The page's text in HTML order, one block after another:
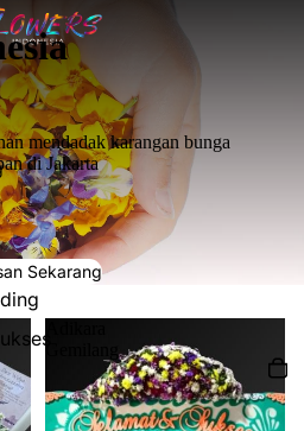
mendadak karangan bunga
di Jakarta
Sekarang